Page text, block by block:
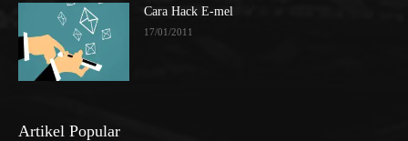
Cara Hack E-mel
17/01/2011
Artikel Popular